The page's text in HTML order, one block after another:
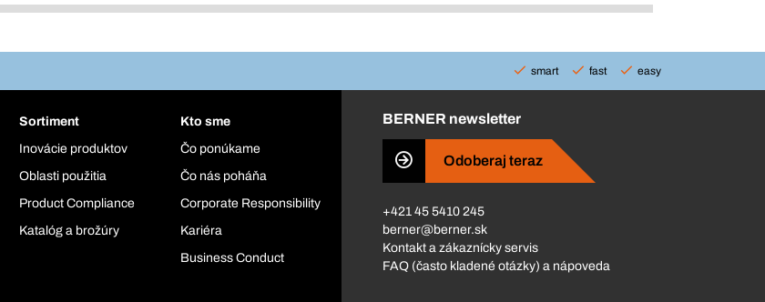
smart fast easy
Sortiment
Inovácie produktov
Oblasti použitia
Product Compliance
Katalóg a brožúry
Kto sme
Čo ponúkame
Čo nás poháňa
Corporate Responsibility
Kariéra
Business Conduct
BERNER newsletter
Odoberaj teraz
+421 45 5410 245
berner@berner.sk
Kontakt a zákaznícky servis
FAQ (často kladené otázky) a nápoveda